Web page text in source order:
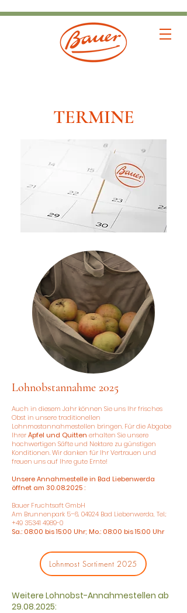
TERMINE
Lohnobstannahme 2025
Auch in diesem Jahr können Sie uns Ihr frisches
Obst in unsere traditionellen
Lohnmostannahmestellen bringen. Für die Abgabe
IhrerÄpfel und Quitten erhalten Sie unsere
hochwertigen Säfte und Nektare zu günstigen
Konditionen. Wir danken für Ihr Vertrauen und
freuen uns auf Ihre gute Ernte!
Unsere Annahmestelle in Bad Liebenwerda
öffnet am 30.08.2025 :
Bauer Fruchtsaft GmbH
Am Brunnenpark 5–6, 04924 Bad Liebenwerda, Tel.:
+49 35341 4989-0
Sa.: 08:00 bis 15:00 Uhr; Mo.: 08:00 bis 15:00 Uhr
Lohnmost Sortiment 2025
Weitere Lohnobst-Annahmestellen ab
29.08.2025: